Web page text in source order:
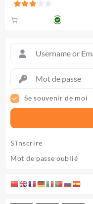
Se souvenir de moi
S’inscrire
Mot de passe oublié
sur 5